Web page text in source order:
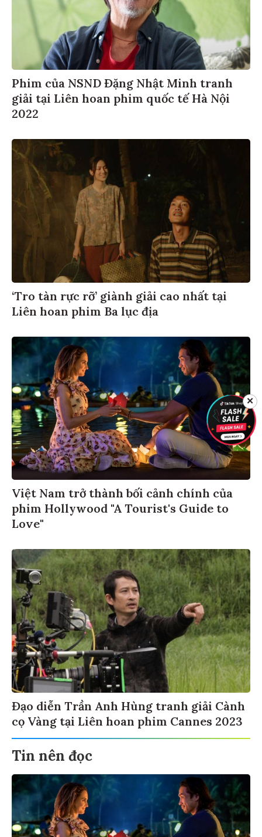
Phim của NSND Đặng Nhật Minh tranh
giải tại Liên hoan phim quốc tế Hà Nội
2022
‘Tro tàn rực rỡ’ giành giải cao nhất tại
Liên hoan phim Ba lục địa
Việt Nam trở thành bối cảnh chính của
phim Hollywood "A Tourist's Guide to
Love"
Đạo diễn Trần Anh Hùng tranh giải Cành
cọ Vàng tại Liên hoan phim Cannes 2023
Tin nên đọc
✕